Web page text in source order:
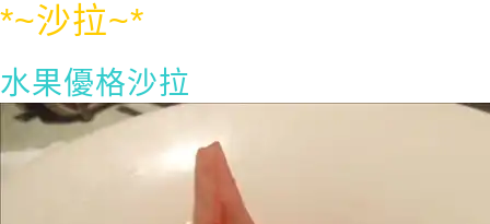
*~沙拉~*
水果優格沙拉